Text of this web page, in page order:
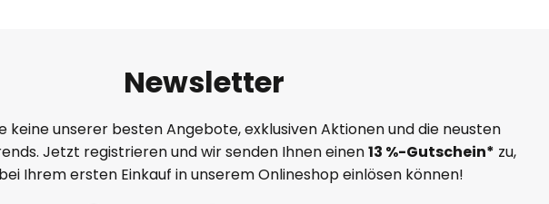
Newsletter
keine unserer besten Angebote, exklusiven Aktionen und die neusten
Jetzt registrieren und wir senden Ihnen einen13 %-Gutschein* zu,
Ihrem ersten Einkauf in unserem Onlineshop einlösen können!